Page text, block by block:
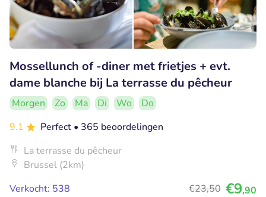
Mossellunch of -diner met frietjes + evt.
dame blanche bij La terrasse du pêcheur
Morgen Zo Ma Di Wo
Do
9.1
Perfect • 365 beoordelingen
La terrasse du pêcheur
Brussel (2km)
Verkocht: 538
€23,50 €9,90